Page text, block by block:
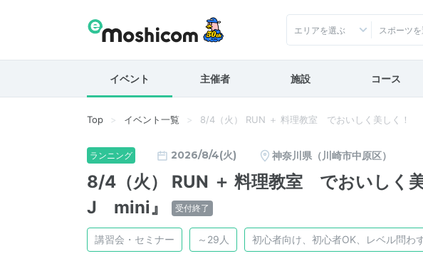
エリアを選ぶ スポーツ
イベント 主催者 施設 コース
Top イベント一覧 8/4（火） RUN ＋ 料理教室 でおいしく美しく！
ランニング 2026/8/4(火) 神奈川県（川崎市中原区）
8/4（火） RUN ＋ 料理教室 でおいしく
J mini』
受付終了
講習会・セミナー ～29人 初心者向け、初心者OK、レベル問わ